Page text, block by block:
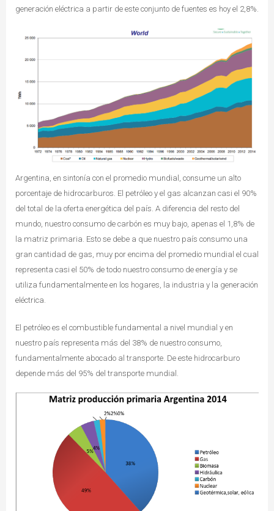
generación eléctrica a partir de este conjunto de fuentes es hoy el 2,8%.
Argentina, en sintonía con el promedio mundial, consume un alto
porcentaje de hidrocarburos. El petróleo y el gas alcanzan casi el 90%
del total de la oferta energética del país. A diferencia del resto del
mundo, nuestro consumo de carbón es muy bajo, apenas el 1,8% de
la matriz primaria. Esto se debe a que nuestro país consumo una
gran cantidad de gas, muy por encima del promedio mundial el cual
representa casi el 50% de todo nuestro consumo de energía y se
utiliza fundamentalmente en los hogares, la industria y la generación
eléctrica.
El petróleo es el combustible fundamental a nivel mundial y en
nuestro país representa más del 38% de nuestro consumo,
fundamentalmente abocado al transporte. De este hidrocarburo
depende más del 95% del transporte mundial.